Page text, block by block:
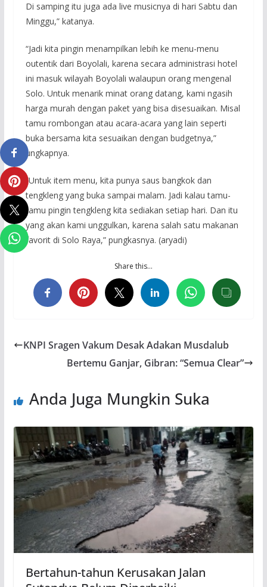
Di samping itu juga ada live musicnya di hari Sabtu dan
Minggu,” katanya.
“Jadi kita pingin menampilkan lebih ke menu-menu
outentik dari Boyolali, karena secara administrasi hotel
ini masuk wilayah Boyolali walaupun orang mengenal
Solo. Untuk menarik minat orang datang, kami ngasih
harga murah dengan paket yang bisa disesuaikan. Misal
tamu rombongan atau acara-acara yang lain seperti
buka bersama kita sesuaikan dengan budgetnya,”
ungkapnya.
“Untuk item menu, kita punya saus bangkok dan
tengkleng yang buka sampai malam. Jadi kalau tamu-
tamu pingin tengkleng kita sediakan setiap hari. Dan itu
yang akan kami unggulkan, karena salah satu makanan
favorit di Solo Raya,” pungkasnya. (aryadi)
Share this…
KNPI Sragen Vakum Desak Adakan Musdalub
Bertemu Ganjar, Gibran: “Semua Clear”
Anda Juga Mungkin Suka
Bertahun-tahun Kerusakan Jalan